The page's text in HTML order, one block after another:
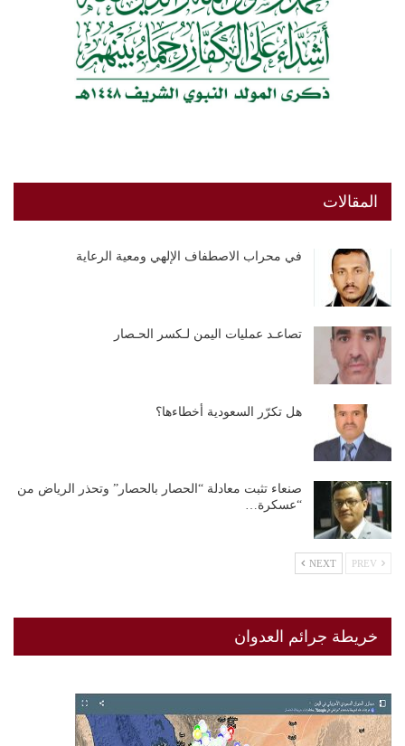
المقالات
في محراب الاصطفاف الإلهي ومعية الرعاية
تصاعـد عمليات اليمن لـكسر الحـصار
هل تكرّر السعودية أخطاءها؟
صنعاء تثبت معادلة “الحصار بالحصار” وتحذر الرياض من
“عسكرة…
NEXT
خريطة جرائم العدوان